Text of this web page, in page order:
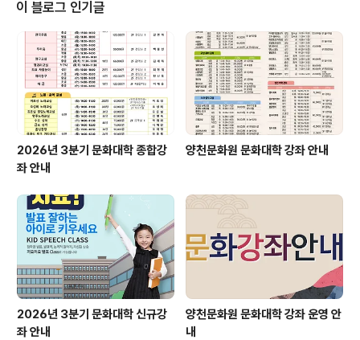
복찾기, 양천의 가을 이야기 등의 주제로 완성된 작품들을
감상하는 사람들의 얼굴엔 은은한 미소가 번졌습니다. 구
민 여러분의 많은 관심과 참여에 가슴 깊이 감사의 인사를
전합니다. 2022 양천문예제전과 제 21회 작품종합전시회
의 진정한 공로자는 양천구민 ..
이 블로그 인기글
2026년 3분기 문화대학 종합강
좌 안내
양천문화원 문화대학 강좌 안내
2026년 3분기 문화대학 신규강
좌 안내
양천문화원 문화대학 강좌 운영 안
내